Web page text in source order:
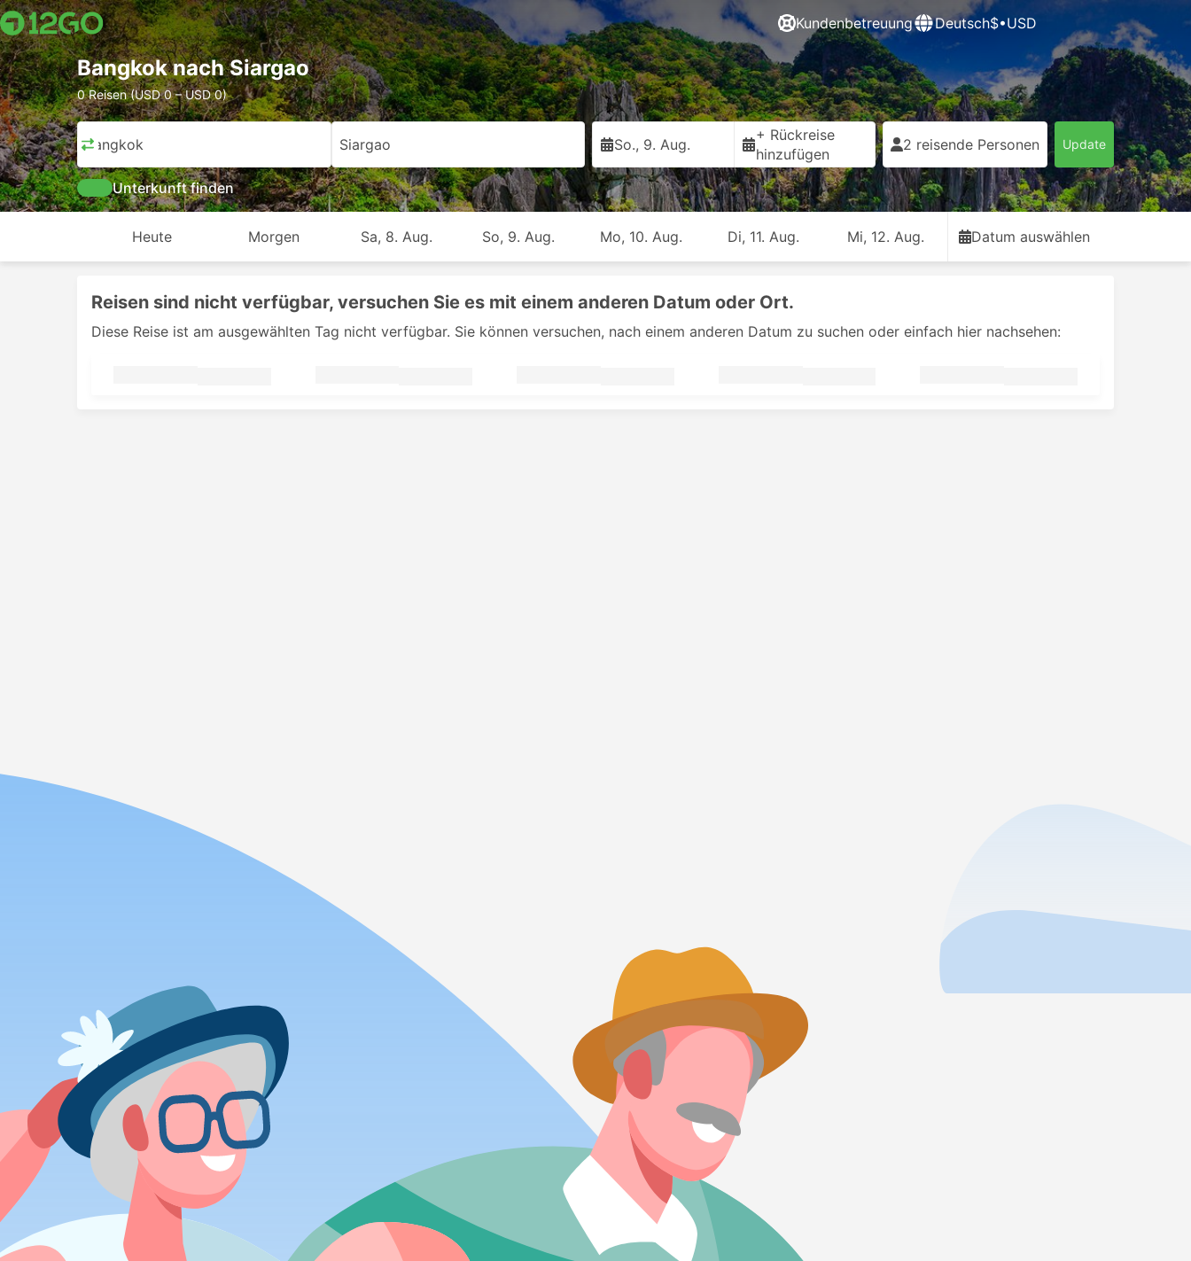
Kundenbetreuung Deutsch$•USD
Bangkok nach Siargao
0 Reisen (USD 0 – USD 0)
Bangkok Siargao So., 9. Aug.
+ Rückreise
hinzufügen
2 reisende Personen Update
Unterkunft finden
Heute Morgen Sa, 8. Aug. So, 9. Aug. Mo, 10. Aug. Di, 11. Aug. Mi, 12. Aug. Datum auswählen
Reisen sind nicht verfügbar, versuchen Sie es mit einem anderen Datum oder Ort.
Diese Reise ist am ausgewählten Tag nicht verfügbar. Sie können versuchen, nach einem anderen Datum zu suchen oder einfach hier nachsehen: